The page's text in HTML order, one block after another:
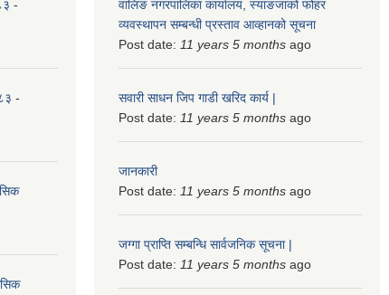
-
-
वालिङ नगरपालिका कार्यालय, स्याङजाको फोहर
व्यवस्थापन सम्बन्धी प्रस्ताव आव्हानको सूचना
Post date: 11 years 5 months ago
सवारी साधन जिप गाडी खरिद कार्य |
Post date: 11 years 5 months ago
जानकारी
Post date: 11 years 5 months ago
जग्गा प्राप्ति सम्बन्धि सार्वजनिक सूचना |
Post date: 11 years 5 months ago